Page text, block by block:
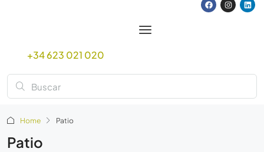
+34 623 021 020
Home Patio
Patio